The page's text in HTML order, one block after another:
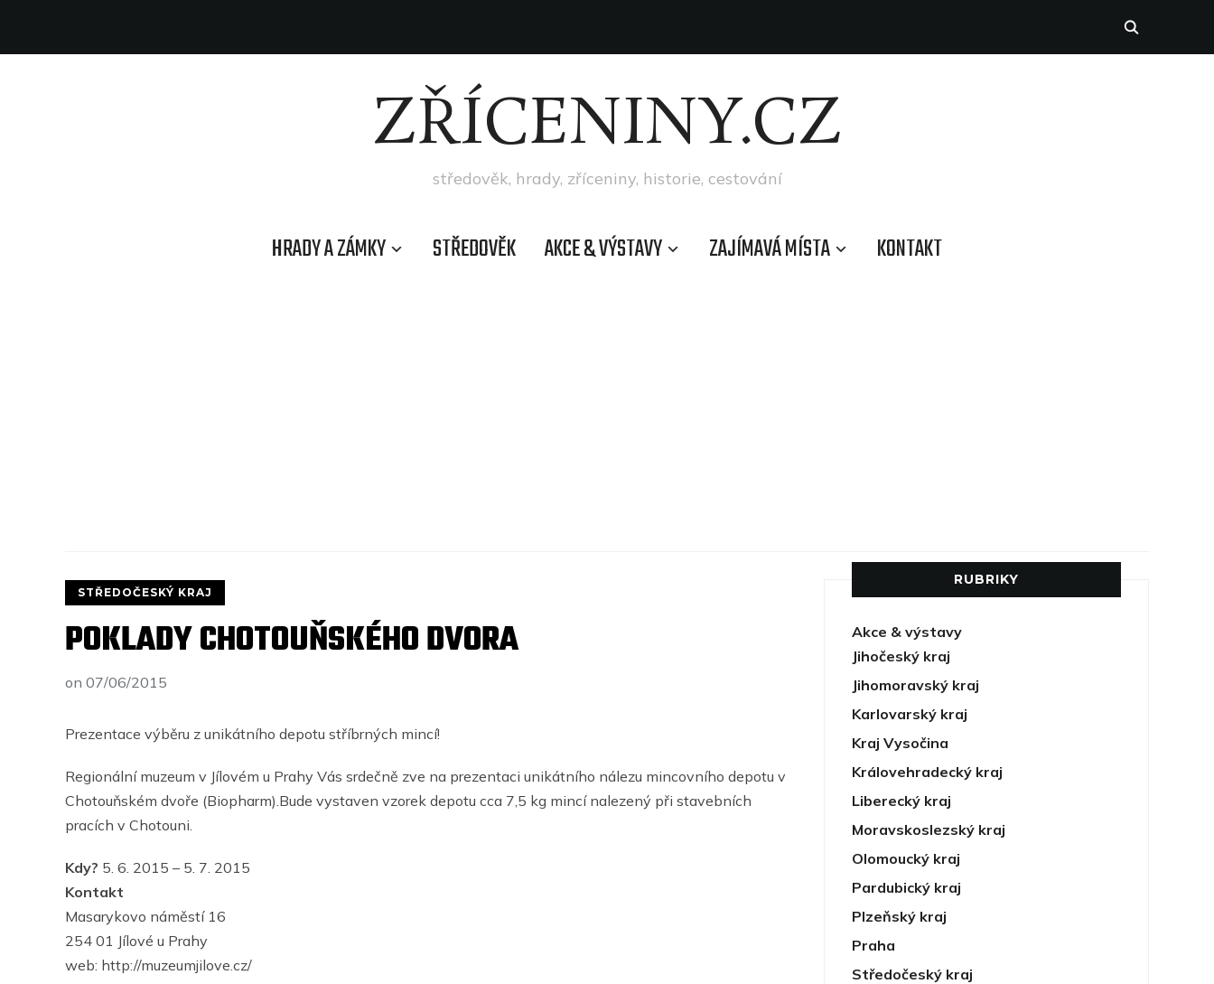
ZŘÍCENINY.CZ
středověk, hrady, zříceniny, historie, cestování
HRADY A ZÁMKY STŘEDOVĚK AKCE & VÝSTAVY ZAJÍMAVÁ MÍSTA KONTAKT
STŘEDOČESKÝ KRAJ
POKLADY CHOTOUŇSKÉHO DVORA
on 07/06/2015
Prezentace výběru z unikátního depotu stříbrných mincí!
Regionální muzeum v Jílovém u Prahy Vás srdečně zve na prezentaci unikátního nálezu mincovního depotu v
Chotouňském dvoře (Biopharm).Bude vystaven vzorek depotu cca 7,5 kg mincí nalezený při stavebních
pracích v Chotouni.
Kdy? 5. 6. 2015 – 5. 7. 2015
Kontakt
Masarykovo náměstí 16
254 01 Jílové u Prahy
web: http://muzeumjilove.cz/
RUBRIKY
Akce & výstavy
Jihočeský kraj
Jihomoravský kraj
Karlovarský kraj
Kraj Vysočina
Královehradecký kraj
Liberecký kraj
Moravskoslezský kraj
Olomoucký kraj
Pardubický kraj
Plzeňský kraj
Praha
Středočeský kraj